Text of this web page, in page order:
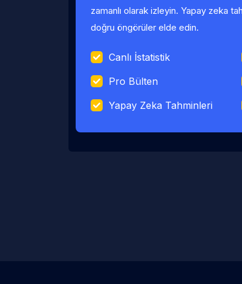
zamanlı olarak izleyin. Yapay zeka
doğru öngörüler elde edin.
Canlı İstatistik
Pro Bülten
Yapay Zeka Tahminleri